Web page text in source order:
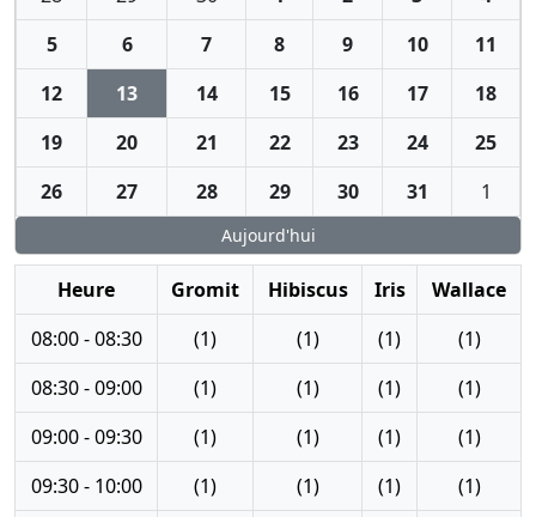
5
6 7 8 9 10
11
12
13 14 15 16 17
18
19
20 21 22 23 24
25
26
27 28 29 30 31 1
Aujourd'hui
Heure Gromit Hibiscus Iris
Wallace
08:00 - 08:30
(1) (1) (1)
(1)
08:30 - 09:00
(1) (1) (1)
(1)
09:00 - 09:30
(1) (1) (1)
(1)
09:30 - 10:00
(1) (1) (1)
(1)